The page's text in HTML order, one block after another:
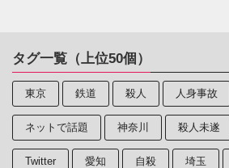
タグ一覧（上位50個）
東京 鉄道 殺人 人身事故
ネットで話題 神奈川 殺人未遂
Twitter 愛知 自殺 埼玉